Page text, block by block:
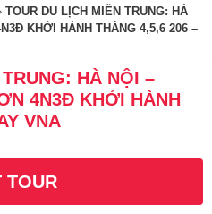
TOUR DU LỊCH MIỀN TRUNG: HÀ
KHỞI HÀNH THÁNG 4,5,6 206 –
HÀ NỘI –
4N3Đ KHỞI HÀNH
VNA
TOUR